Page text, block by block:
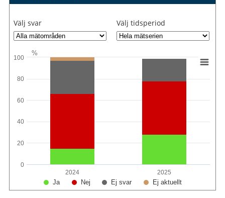
Välj svar Välj tidsperiod
%
Ja Nej Ej svar Ej aktuellt
2024 2025
0
20
40
60
80
100